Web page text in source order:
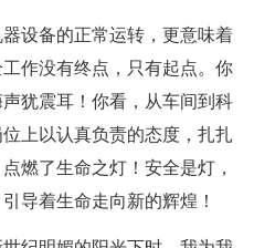
设备的正常运转，更意味着
作没有终点，只有起点。你
犹震耳！你看，从车间到科
上以认真负责的态度，扎扎
燃了生命之灯！安全是灯，
导着生命走向新的辉煌！